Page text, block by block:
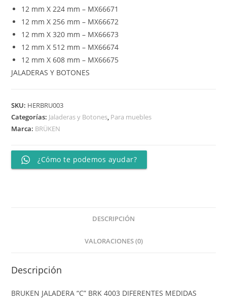
12 mm X 224 mm – MX66671
12 mm X 256 mm – MX66672
12 mm X 320 mm – MX66673
12 mm X 512 mm – MX66674
12 mm X 608 mm – MX66675
JALADERAS Y BOTONES
SKU: HERBRU003
Categorías: Jaladeras y Botones, Para muebles
Marca: BRÜKEN
¿Cómo te podemos ayudar?
DESCRIPCIÓN
VALORACIONES (0)
Descripción
BRUKEN JALADERA “C” BRK 4003 DIFERENTES MEDIDAS